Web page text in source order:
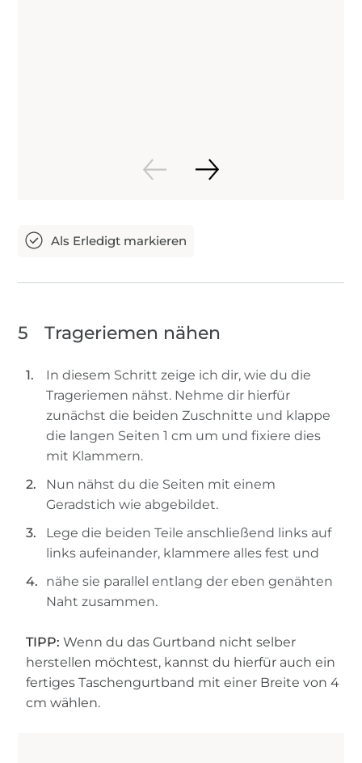
5 Trageriemen nähen
In diesem Schritt zeige ich dir, wie du die
Trageriemen nähst. Nehme dir hierfür
zunächst die beiden Zuschnitte und klappe
die langen Seiten 1 cm um und fixiere dies
mit Klammern.
Nun nähst du die Seiten mit einem
Geradstich wie abgebildet.
Lege die beiden Teile anschließend links auf
links aufeinander, klammere alles fest und
nähe sie parallel entlang der eben genähten
Naht zusammen.
TIPP: Wenn du das Gurtband nicht selber
herstellen möchtest, kannst du hierfür auch ein
fertiges Taschengurtband mit einer Breite von 4
cm wählen.